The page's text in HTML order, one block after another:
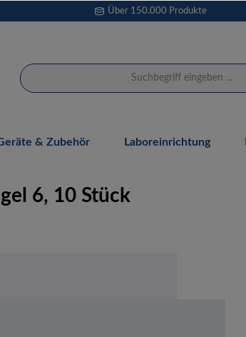
Über 150.000 Produkte
& Zubehör Laboreinrichtung
6, 10 Stück